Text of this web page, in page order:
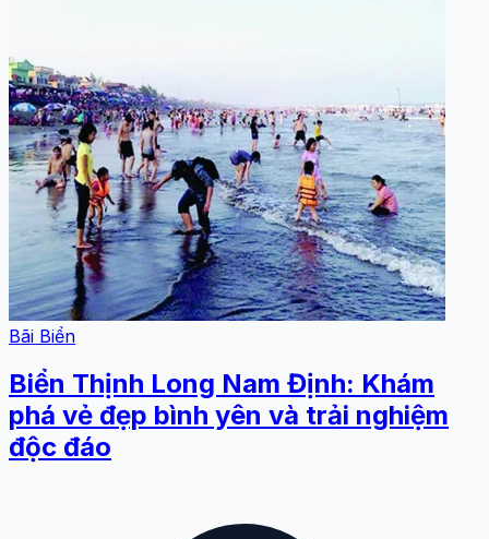
Bãi Biển
Biển Thịnh Long Nam Định: Khám
phá vẻ đẹp bình yên và trải nghiệm
độc đáo